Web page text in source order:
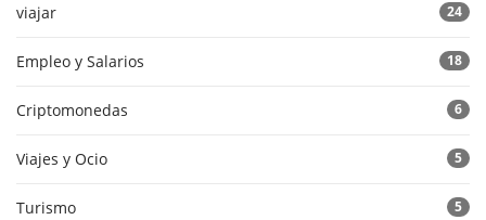
viajar 24
Empleo y Salarios 18
Criptomonedas 6
Viajes y Ocio 5
Turismo 5